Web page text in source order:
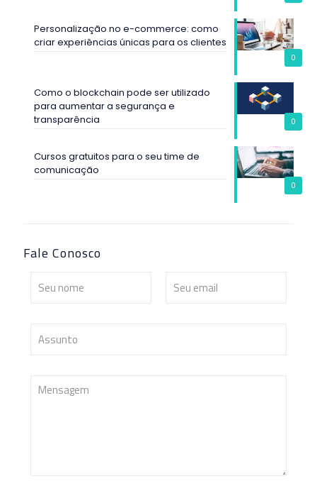
0
Personalização no e-commerce: como
criar experiências únicas para os clientes
0
Como o blockchain pode ser utilizado
para aumentar a segurança e
transparência
0
Cursos gratuitos para o seu time de
comunicação
Fale Conosco